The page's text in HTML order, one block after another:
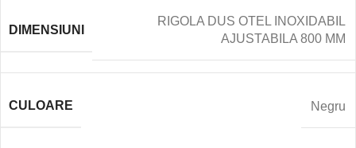
DIMENSIUNI
RIGOLA DUS OTEL INOXIDABIL
AJUSTABILA 800 MM
CULOARE Negru